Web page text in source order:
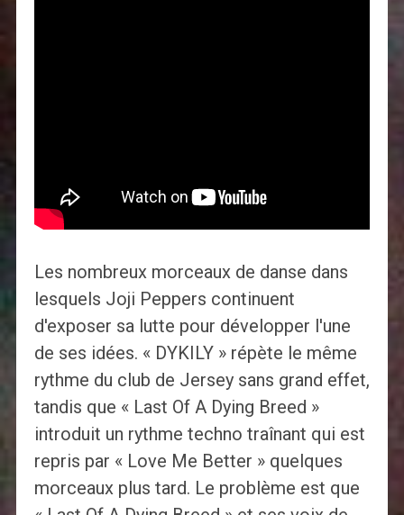
Les nombreux morceaux de danse dans
lesquels Joji Peppers continuent
d'exposer sa lutte pour développer l'une
de ses idées. « DYKILY » répète le même
rythme du club de Jersey sans grand effet,
tandis que « Last Of A Dying Breed »
introduit un rythme techno traînant qui est
repris par « Love Me Better » quelques
morceaux plus tard. Le problème est que